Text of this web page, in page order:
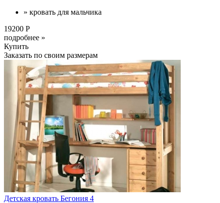
» кровать для мальчика
19200 Р
подробнее »
Купить
Заказать по своим размерам
Детская кровать Бегония 4